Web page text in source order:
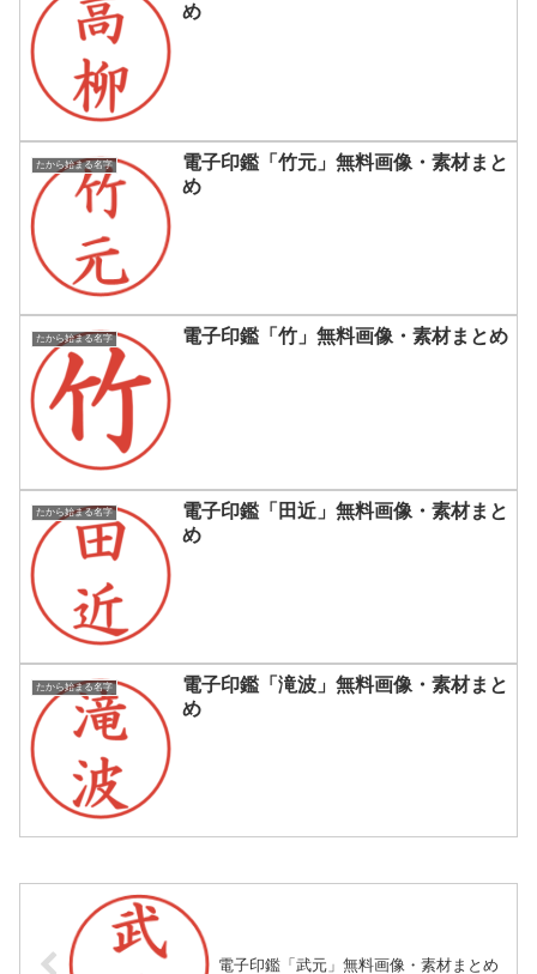
め
たから始まる名字
電子印鑑「竹元」無料画像・素材まと
め
たから始まる名字 電子印鑑「竹」無料画像・素材まとめ
たから始まる名字
電子印鑑「田近」無料画像・素材まと
め
たから始まる名字
電子印鑑「滝波」無料画像・素材まと
め
電子印鑑「武元」無料画像・素材まとめ